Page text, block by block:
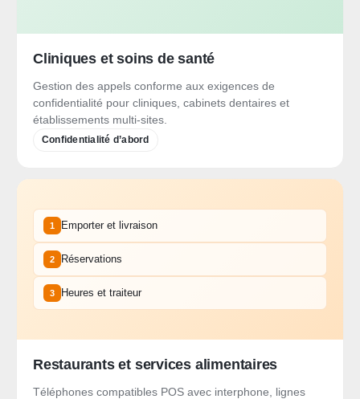
Cliniques et soins de santé
Gestion des appels conforme aux exigences de
confidentialité pour cliniques, cabinets dentaires et
établissements multi-sites.
Confidentialité d’abord
1 Emporter et livraison
2 Réservations
3 Heures et traiteur
Restaurants et services alimentaires
Téléphones compatibles POS avec interphone, lignes